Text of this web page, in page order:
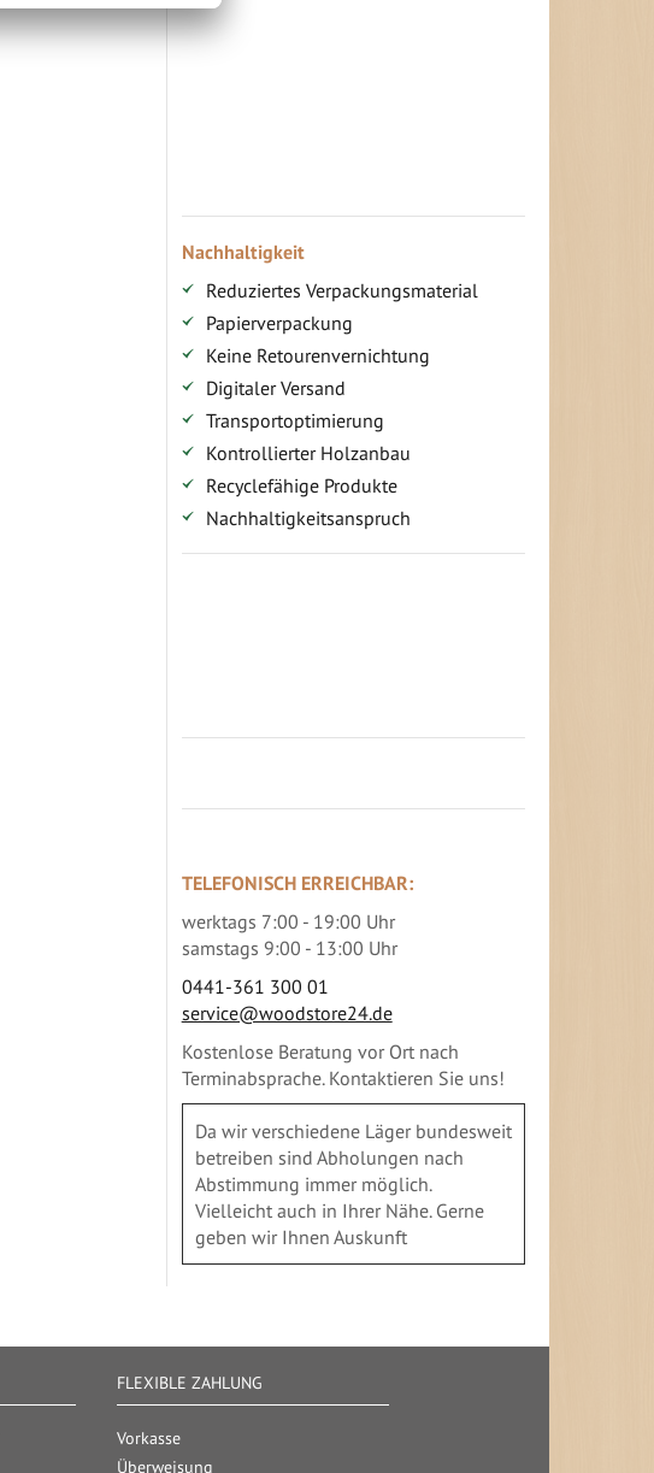
Vorteile für gewerbliche Kunden
Nachhaltigkeit
Reduziertes Verpackungsmaterial
Papierverpackung
Keine Retourenvernichtung
Digitaler Versand
Transportoptimierung
Kontrollierter Holzanbau
Recyclefähige Produkte
Nachhaltigkeitsanspruch
TELEFONISCH ERREICHBAR:
werktags 7:00 - 19:00 Uhr
samstags 9:00 - 13:00 Uhr
0441-361 300 01
service@woodstore24.de
Kostenlose Beratung vor Ort nach
Terminabsprache. Kontaktieren Sie uns!
Da wir verschiedene Läger bundesweit
betreiben sind Abholungen nach
Abstimmung immer möglich.
Vielleicht auch in Ihrer Nähe. Gerne
geben wir Ihnen Auskunft
FLEXIBLE ZAHLUNG
Vorkasse
Überweisung